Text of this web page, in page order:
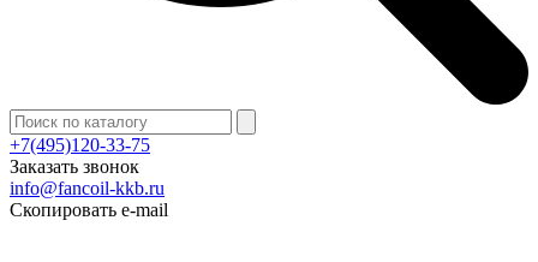
+7(495)120-33-75
Заказать звонок
info@fancoil-kkb.ru
Скопировать e-mail